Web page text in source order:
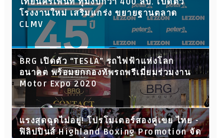
ไทยนครเพนท์ ทุ่มงบกว่า 400 ลบ. เปิดตัว
โรงงานใหม่ เสริมแกร่ง ขยายฐานตลาด
CLMV
BRG เปิดตัว “TESLA” รถไฟฟ้าแห่งโลก
อนาคต พร้อมยกกองทัพรถพรีเมี่ยมร่วมงาน
Motor Expo 2020
แรงสุดฉุดไม่อยู่! โปรโมเตอร์สองคู่เขย ไทย -
ฟิลิปปินส์ Highland Boxing Promotion จัด